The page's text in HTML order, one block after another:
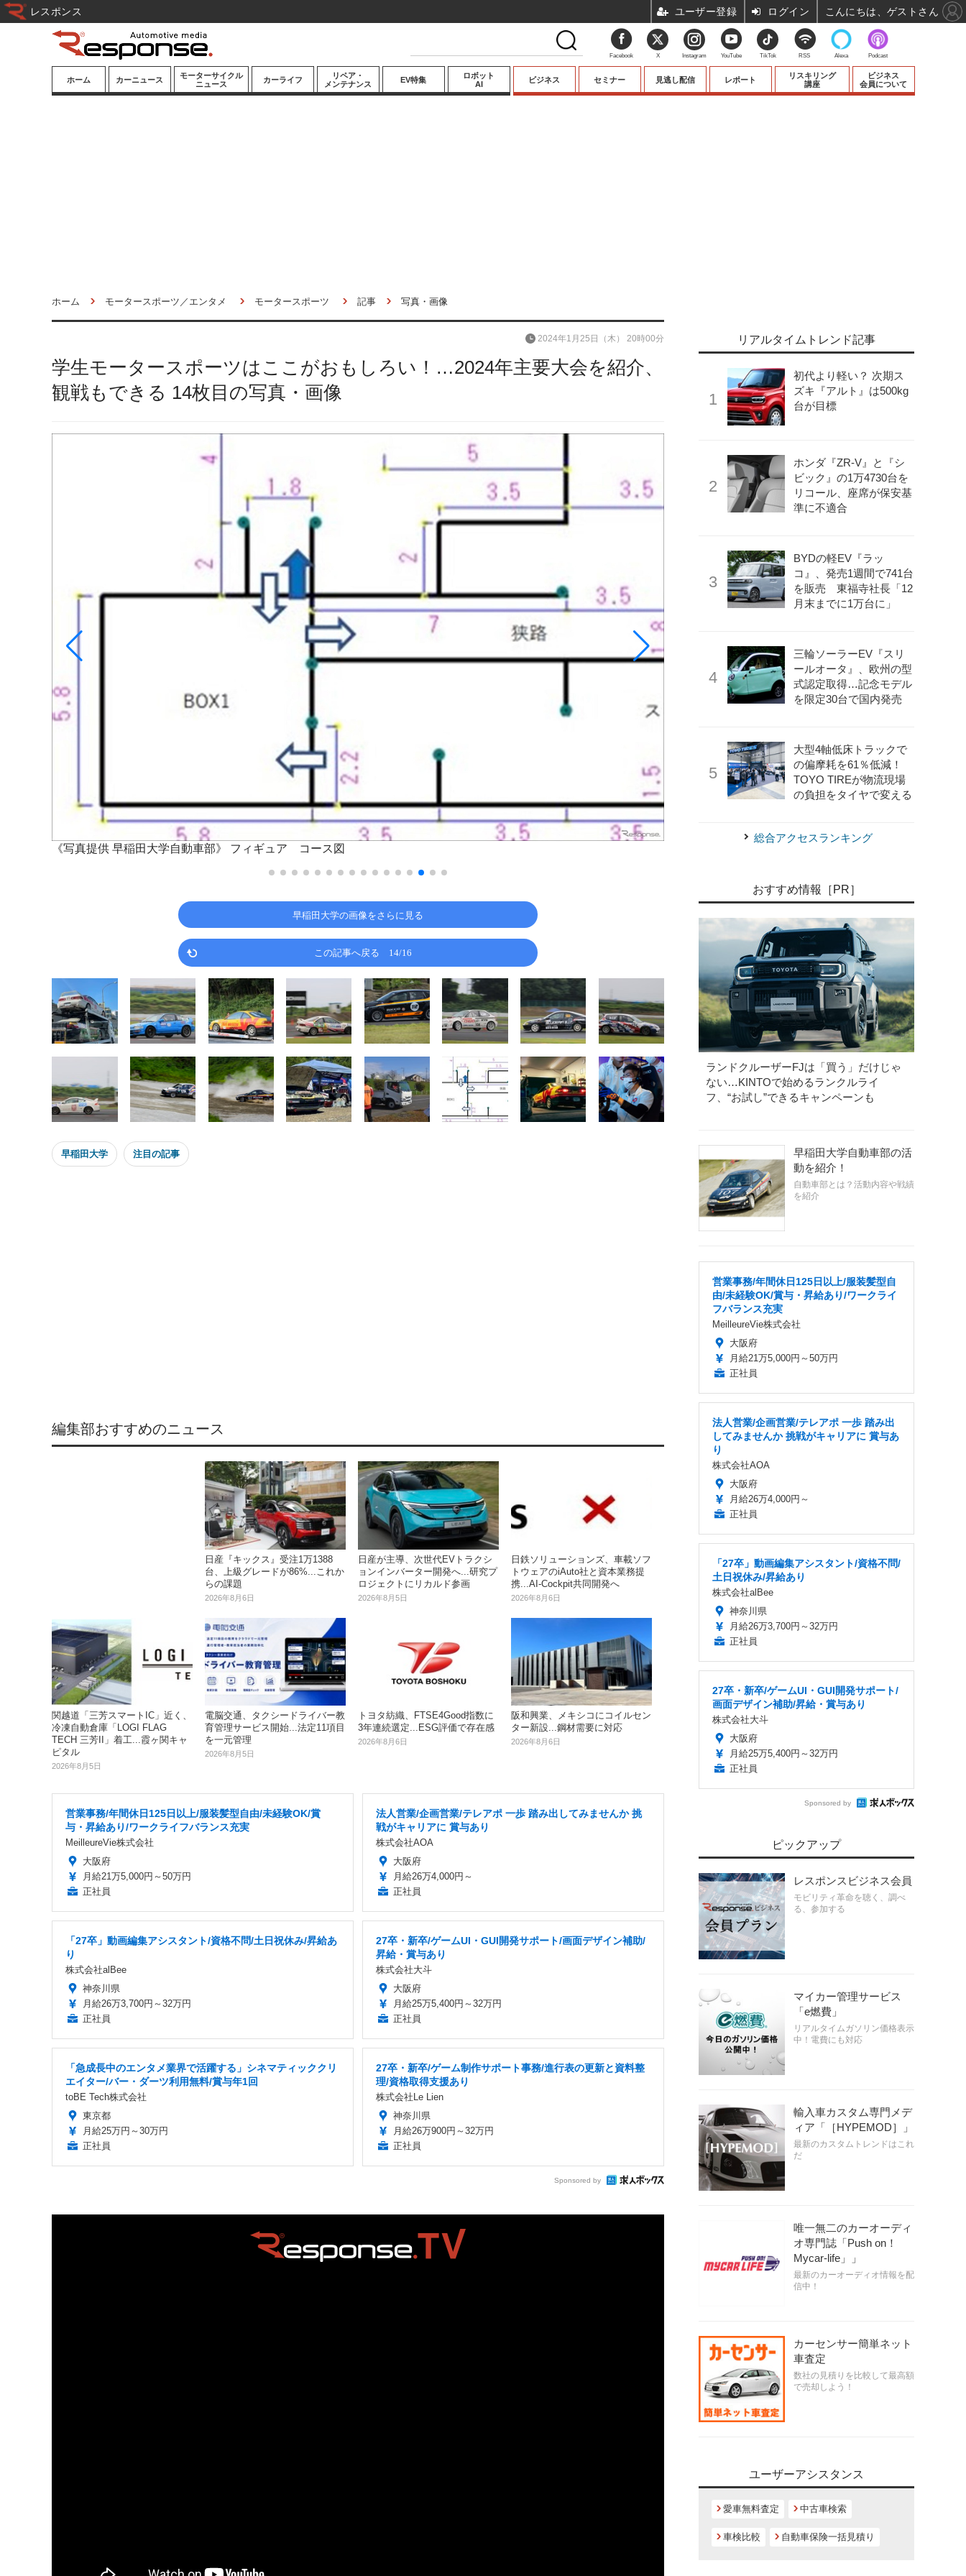
ホーム カーニュース
モーターサイクル
ニュース
カーライフ
リペア・
メンテナンス
EV特集
ロボット
AI
ビジネス セミナー 見逃し配信 レポート
リスキリング
講座
ビジネス
会員について
ホーム モータースポーツ／エンタメ モータースポーツ 記事 写真・画像
学生モータースポーツはここがおもしろい！…2024年主要大会を紹介、
観戦もできる 14枚目の写真・画像
2024年1月25日（木） 20時00分
《写真提供 早稲田大学自動車部》 フィギュア コース図
《写真提供 早稲田大学自動車部》 早稲田大学の活動する
早稲田大学の画像をさらに見る
この記事へ戻る 14/16
早稲田大学 注目の記事
編集部おすすめのニュース
日産『キックス』受注1万1388
台、上級グレードが86%...これか
らの課題
2026年8月6日
日産が主導、次世代EVトラクシ
ョンインバーター開発へ...研究プ
ロジェクトにリカルド参画
2026年8月5日
日鉄ソリューションズ、車載ソフ
トウェアのiAuto社と資本業務提
携...AI-Cockpit共同開発へ
2026年8月6日
関越道「三芳スマートIC」近く、
冷凍自動倉庫「LOGI FLAG
TECH 三芳II」着工...霞ヶ関キャ
ピタル
2026年8月5日
電脳交通、タクシードライバー教
育管理サービス開始...法定11項目
を一元管理
2026年8月5日
トヨタ紡織、FTSE4Good指数に
3年連続選定...ESG評価で存在感
2026年8月6日
阪和興業、メキシコにコイルセン
ター新設...鋼材需要に対応
2026年8月6日
営業事務/年間休日125日以上/服装髪型自由/未経験OK/賞
与・昇給あり/ワークライフバランス充実
MeilleureVie株式会社
大阪府
月給21万5,000円～50万円
正社員
法人営業/企画営業/テレアポ 一歩 踏み出してみませんか 挑
戦がキャリアに 賞与あり
株式会社AOA
大阪府
月給26万4,000円～
正社員
「27卒」動画編集アシスタント/資格不問/土日祝休み/昇給あ
り
株式会社alBee
神奈川県
月給26万3,700円～32万円
正社員
27卒・新卒/ゲームUI・GUI開発サポート/画面デザイン補助/
昇給・賞与あり
株式会社大斗
大阪府
月給25万5,400円～32万円
正社員
「急成長中のエンタメ業界で活躍する」シネマティッククリ
エイター/バー・ダーツ利用無料/賞与年1回
toBE Tech株式会社
東京都
月給25万円～30万円
正社員
27卒・新卒/ゲーム制作サポート事務/進行表の更新と資料整
理/資格取得支援あり
株式会社Le Lien
神奈川県
月給26万900円～32万円
正社員
Sponsored by
リアルタイムトレンド記事
初代より軽い？ 次期ス
ズキ『アルト』は500kg
台が目標
ホンダ『ZR-V』と『シ
ビック』の1万4730台を
リコール、座席が保安基
準に不適合
BYDの軽EV『ラッ
コ』、発売1週間で741台
を販売 東福寺社長「12
月末までに1万台に」
三輪ソーラーEV『スリ
ールオータ』、欧州の型
式認定取得…記念モデル
を限定30台で国内発売
大型4軸低床トラックで
の偏摩耗を61％低減！
TOYO TIREが物流現場
の負担をタイヤで変える
総合アクセスランキング
おすすめ情報［PR］
ランドクルーザーFJは「買う」だけじゃ
ない…KINTOで始めるランクルライ
フ、“お試し”できるキャンペーンも
早稲田大学自動車部の活
動を紹介！
自動車部とは？活動内容や戦績
を紹介
営業事務/年間休日125日以上/服装髪型自
由/未経験OK/賞与・昇給あり/ワークライ
フバランス充実
MeilleureVie株式会社
大阪府
月給21万5,000円～50万円
正社員
法人営業/企画営業/テレアポ 一歩 踏み出
してみませんか 挑戦がキャリアに 賞与あ
り
株式会社AOA
大阪府
月給26万4,000円～
正社員
「27卒」動画編集アシスタント/資格不問/
土日祝休み/昇給あり
株式会社alBee
神奈川県
月給26万3,700円～32万円
正社員
27卒・新卒/ゲームUI・GUI開発サポート/
画面デザイン補助/昇給・賞与あり
株式会社大斗
大阪府
月給25万5,400円～32万円
正社員
Sponsored by
ピックアップ
レスポンスビジネス会員
モビリティ革命を聴く、調べ
る、参加する
マイカー管理サービス
「e燃費」
リアルタイムガソリン価格表示
中！電費にも対応
輸入車カスタム専門メデ
ィア「［HYPEMOD］」
最新のカスタムトレンドはこれ
だ
唯一無二のカーオーディ
オ専門誌「Push on！
Mycar-life」」
最新のカーオーディオ情報を配
信中！
カーセンサー簡単ネット
車査定
数社の見積りを比較して最高額
で売却しよう！
ユーザーアシスタンス
愛車無料査定 中古車検索
車検比較 自動車保険一括見積り
Facebook X Instagram YouTube TikTok RSS Alexa Podcast
レスポンス ユーザー登録 ログイン こんにちは、ゲストさん